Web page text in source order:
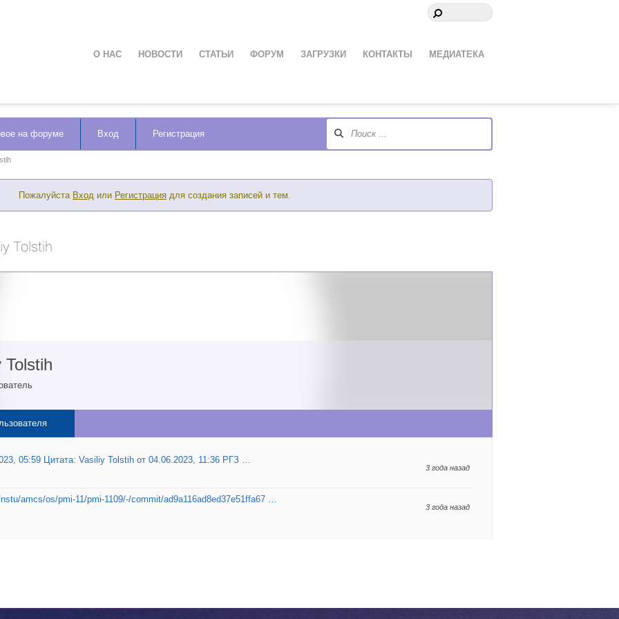
О НАС НОВОСТИ СТАТЬИ ФОРУМ ЗАГРУЗКИ КОНТАКТЫ МЕДИАТЕКА
на форуме Вход Регистрация
Пожалуйста Вход или Регистрация для создания записей и тем.
Tolstih
Tolstih
05:59 Цитата: Vasiliy Tolstih от 04.06.2023, 11:36 РГЗ …
3 года назад
amcs/os/pmi-11/pmi-1109/-/commit/ad9a116ad8ed37e51ffa67 …
3 года назад